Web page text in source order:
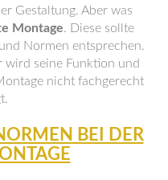
Gestaltung. Aber was
Montage. Diese sollte
Normen entsprechen.
wird seine Funktion und
nicht fachgerecht
BEI DER